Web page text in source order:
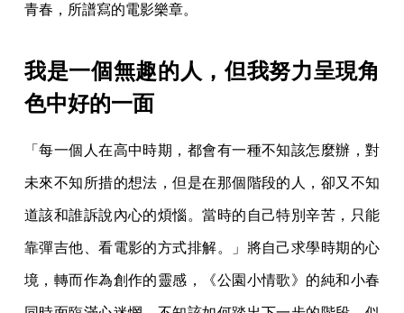
青春，所譜寫的電影樂章。
我是一個無趣的人，但我努力呈現角
色中好的一面
「每一個人在高中時期，都會有一種不知該怎麼辦，對
未來不知所措的想法，但是在那個階段的人，卻又不知
道該和誰訴說內心的煩惱。當時的自己特別辛苦，只能
靠彈吉他、看電影的方式排解。」將自己求學時期的心
境，轉而作為創作的靈感，《公園小情歌》的純和小春